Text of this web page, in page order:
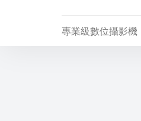
專業級數位攝影機